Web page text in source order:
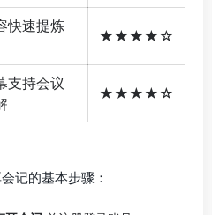
快速提炼
★★★★☆
支持会议
★★★★☆
记的基本步骤：